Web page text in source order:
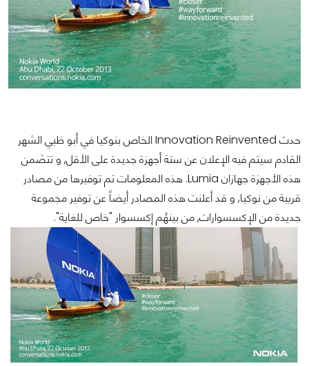
حدث Innovation Reinvented الخاص بنوكيا في أبو ظبي الشهر
القادم سيتم فيه الإعلان عن ستة أجهزة جديدة على الأقل, و تتضَمن
هذه الأجهزة جهازان Lumia. هذه المعلومات تم توفيرها من مصادر
قريبة من نوكيا, و قد أعلنت هذه المصادر أيضاً عن توفير مجموعة
جديدة من الإكسسوارات, من بينهُم إكسسوار "خاص للغاية".